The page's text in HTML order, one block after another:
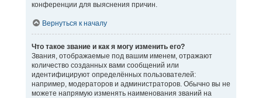
конференции для выяснения причин.
Вернуться к началу
Что такое звание и как я могу изменить его?
Звания, отображаемые под вашим именем, отражают
количество созданных вами сообщений или
идентифицируют определённых пользователей:
например, модераторов и администраторов. Обычно вы не
можете напрямую изменять наименования званий на